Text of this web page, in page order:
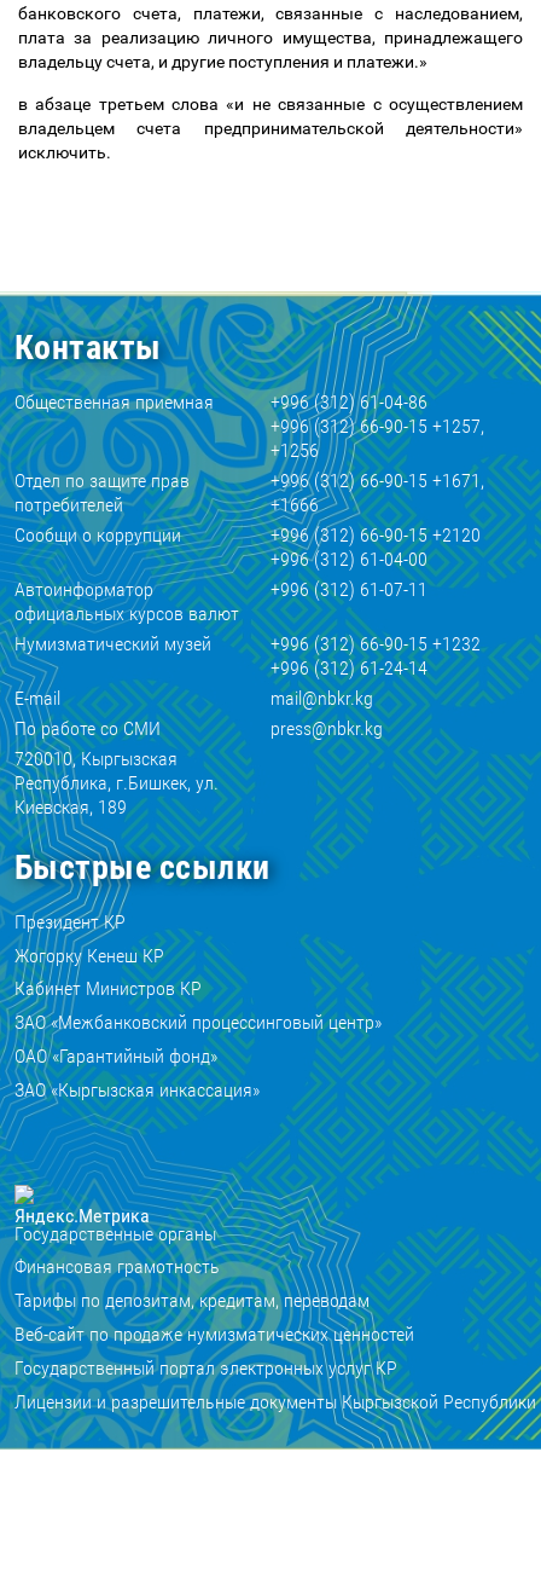
банковского счета, платежи, связанные с наследованием,
плата за реализацию личного имущества, принадлежащего
владельцу счета, и другие поступления и платежи.»
в абзаце третьем слова «и не связанные с осуществлением
владельцем счета предпринимательской деятельности»
исключить.
Контакты
Общественная приемная
+996 (312) 61-04-86
+996 (312) 66-90-15 +1257,
+1256
Отдел по защите прав
потребителей
+996 (312) 66-90-15 +1671,
+1666
Сообщи о коррупции
+996 (312) 66-90-15 +2120
+996 (312) 61-04-00
Автоинформатор
официальных курсов валют
+996 (312) 61-07-11
Нумизматический музей
+996 (312) 66-90-15 +1232
+996 (312) 61-24-14
E-mail
mail@nbkr.kg
По работе со СМИ
press@nbkr.kg
720010, Кыргызская
Республика, г.Бишкек, ул.
Киевская, 189
Быстрые ссылки
Президент КР
Жогорку Кенеш КР
Кабинет Министров КР
ЗАО «Межбанковский процессинговый центр»
ОАО «Гарантийный фонд»
ЗАО «Кыргызская инкассация»
Государственные органы
Финансовая грамотность
Тарифы по депозитам, кредитам, переводам
Веб-сайт по продаже нумизматических ценностей
Государственный портал электронных услуг КР
Лицензии и разрешительные документы Кыргызской Республики